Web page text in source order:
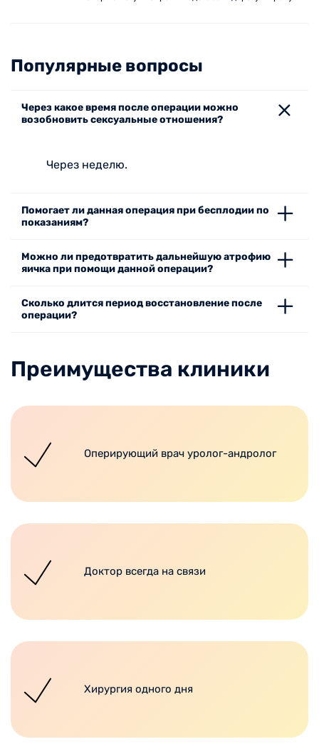
Популярные вопросы
Через какое время после операции можно
возобновить сексуальные отношения?
Через неделю.
Помогает ли данная операция при бесплодии по
показаниям?
Можно ли предотвратить дальнейшую атрофию
яичка при помощи данной операции?
Сколько длится период восстановление после
операции?
Преимущества клиники
Оперирующий врач уролог-андролог
Доктор всегда на связи
Хирургия одного дня